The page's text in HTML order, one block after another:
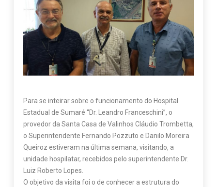
Para se inteirar sobre o funcionamento do Hospital
Estadual de Sumaré “Dr. Leandro Franceschini”, o
provedor da Santa Casa de Valinhos Cláudio Trombetta,
o Superintendente Fernando Pozzuto e Danilo Moreira
Queiroz estiveram na última semana, visitando, a
unidade hospilatar, recebidos pelo superintendente Dr.
Luiz Roberto Lopes.
O objetivo da visita foi o de conhecer a estrutura do